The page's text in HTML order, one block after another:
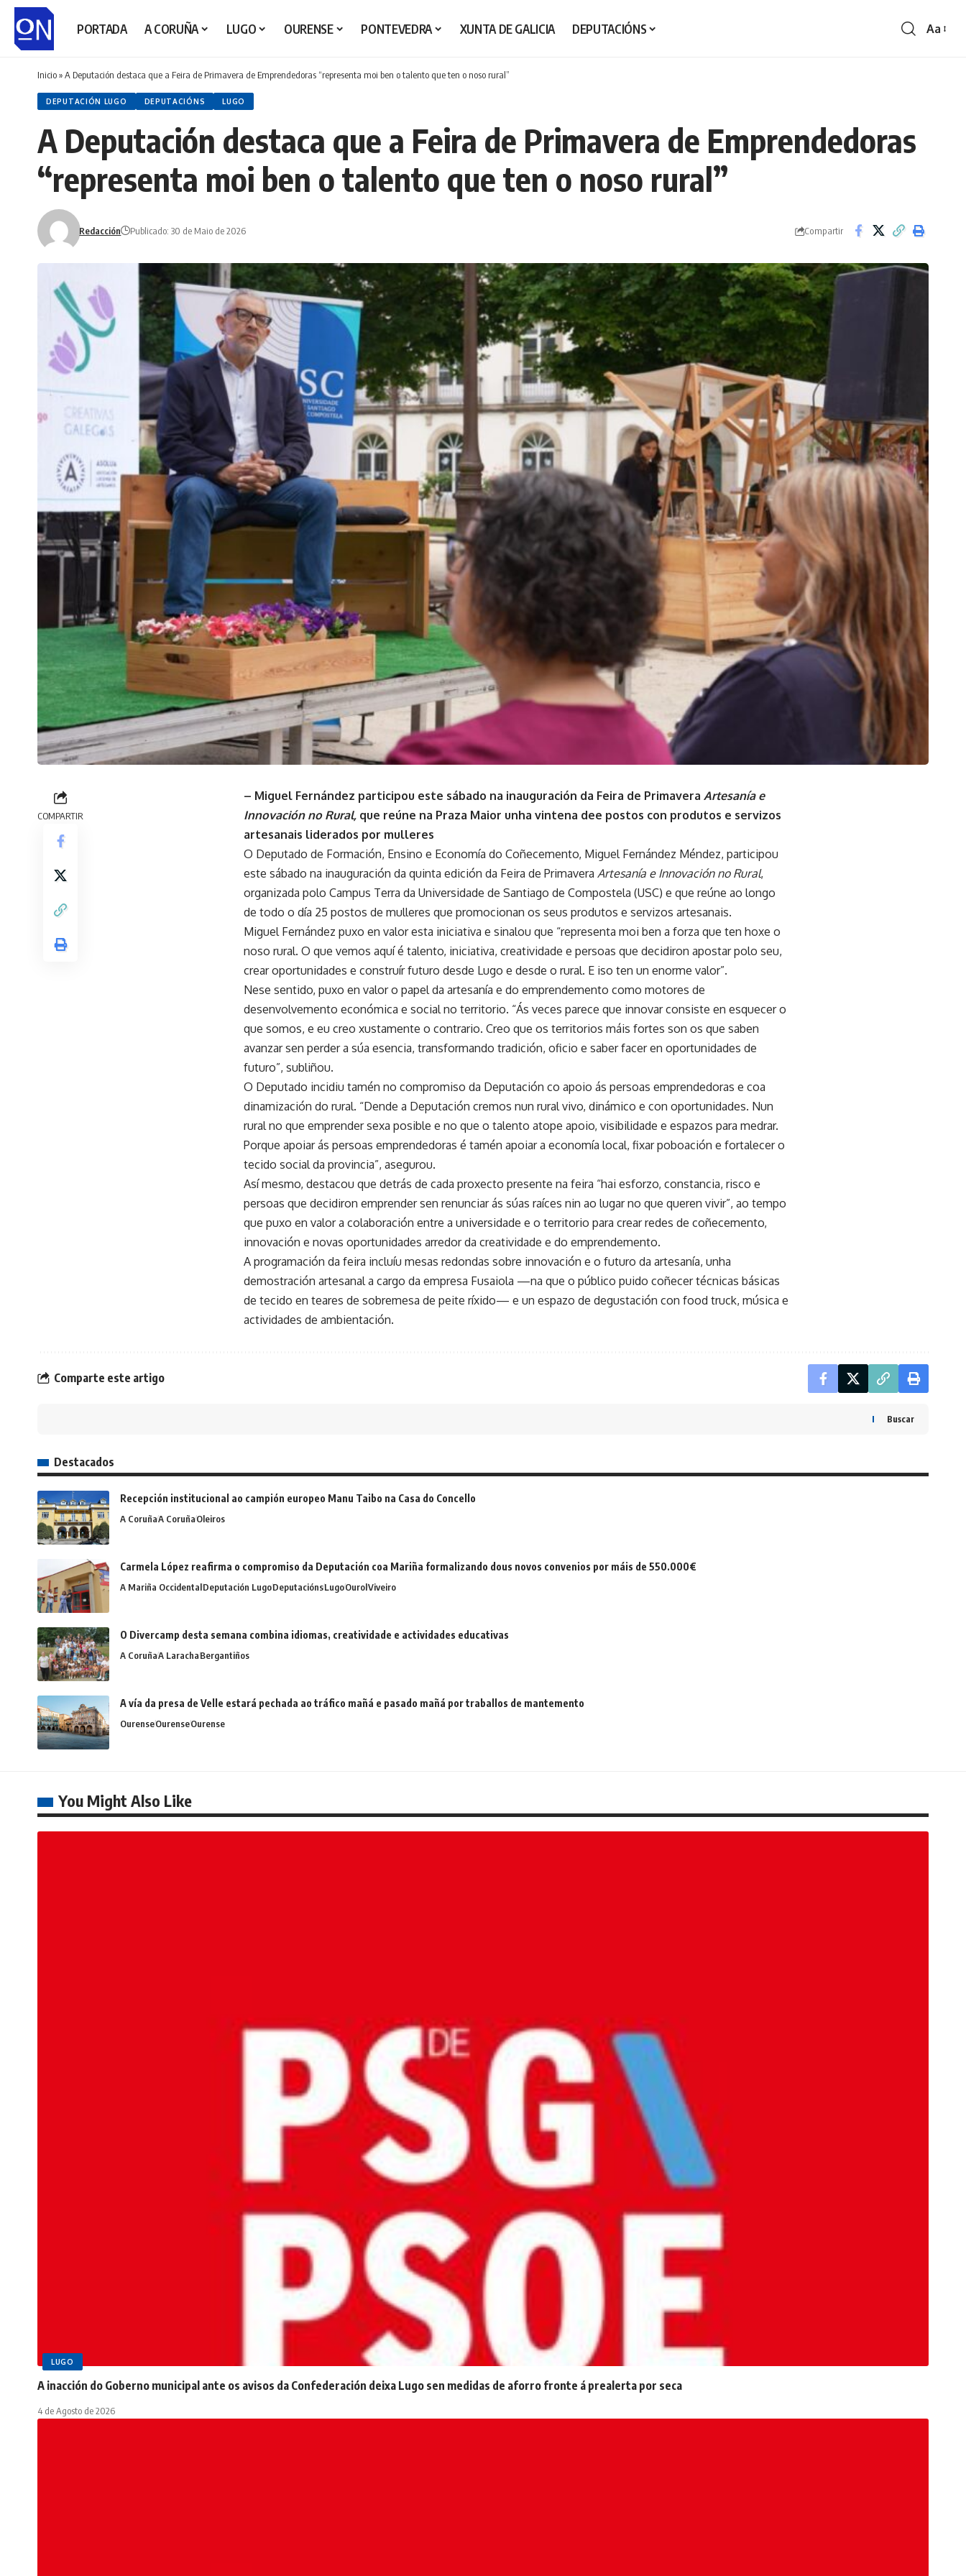
PORTADA A CORUÑA LUGO OURENSE PONTEVEDRA XUNTA DE GALICIA DEPUTACIÓNS Aa
Inicio»A Deputación destaca que a Feira de Primavera de Emprendedoras “representa moi ben o talento que ten o noso rural”
DEPUTACIÓN LUGO DEPUTACIÓNS LUGO
A Deputación destaca que a Feira de Primavera de Emprendedoras
“representa moi ben o talento que ten o noso rural”
Redacción Publicado: 30 de Maio de 2026 Compartir
COMPARTIR
– Miguel Fernández participou este sábado na inauguración da Feira de Primavera Artesanía e
Innovación no Rural, que reúne na Praza Maior unha vintena dee postos con produtos e servizos
artesanais liderados por mulleres
O Deputado de Formación, Ensino e Economía do Coñecemento, Miguel Fernández Méndez, participou
este sábado na inauguración da quinta edición da Feira de Primavera Artesanía e Innovación no Rural,
organizada polo Campus Terra da Universidade de Santiago de Compostela (USC) e que reúne ao longo
de todo o día 25 postos de mulleres que promocionan os seus produtos e servizos artesanais.
Miguel Fernández puxo en valor esta iniciativa e sinalou que “representa moi ben a forza que ten hoxe o
noso rural. O que vemos aquí é talento, iniciativa, creatividade e persoas que decidiron apostar polo seu,
crear oportunidades e construír futuro desde Lugo e desde o rural. E iso ten un enorme valor”.
Nese sentido, puxo en valor o papel da artesanía e do emprendemento como motores de
desenvolvemento económica e social no territorio. “Ás veces parece que innovar consiste en esquecer o
que somos, e eu creo xustamente o contrario. Creo que os territorios máis fortes son os que saben
avanzar sen perder a súa esencia, transformando tradición, oficio e saber facer en oportunidades de
futuro”, subliñou.
O Deputado incidiu tamén no compromiso da Deputación co apoio ás persoas emprendedoras e coa
dinamización do rural. “Dende a Deputación cremos nun rural vivo, dinámico e con oportunidades. Nun
rural no que emprender sexa posible e no que o talento atope apoio, visibilidade e espazos para medrar.
Porque apoiar ás persoas emprendedoras é tamén apoiar a economía local, fixar poboación e fortalecer o
tecido social da provincia”, asegurou.
Así mesmo, destacou que detrás de cada proxecto presente na feira “hai esforzo, constancia, risco e
persoas que decidiron emprender sen renunciar ás súas raíces nin ao lugar no que queren vivir”, ao tempo
que puxo en valor a colaboración entre a universidade e o territorio para crear redes de coñecemento,
innovación e novas oportunidades arredor da creatividade e do emprendemento.
A programación da feira incluíu mesas redondas sobre innovación e o futuro da artesanía, unha
demostración artesanal a cargo da empresa Fusaiola —na que o público puido coñecer técnicas básicas
de tecido en teares de sobremesa de peite ríxido— e un espazo de degustación con food truck, música e
actividades de ambientación.
Comparte este artigo
Buscar
Destacados
Recepción institucional ao campión europeo Manu Taibo na Casa do Concello
A CoruñaA CoruñaOleiros
Carmela López reafirma o compromiso da Deputación coa Mariña formalizando dous novos convenios por máis de 550.000€
A Mariña OccidentalDeputación LugoDeputaciónsLugoOurolViveiro
O Divercamp desta semana combina idiomas, creatividade e actividades educativas
A CoruñaA LarachaBergantiños
A vía da presa de Velle estará pechada ao tráfico mañá e pasado mañá por traballos de mantemento
OurenseOurenseOurense
You Might Also Like
LUGO
A inacción do Goberno municipal ante os avisos da Confederación deixa Lugo sen medidas de aforro fronte á prealerta por seca
4 de Agosto de 2026